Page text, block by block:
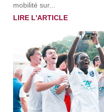
mobilité sur...
LIRE L'ARTICLE